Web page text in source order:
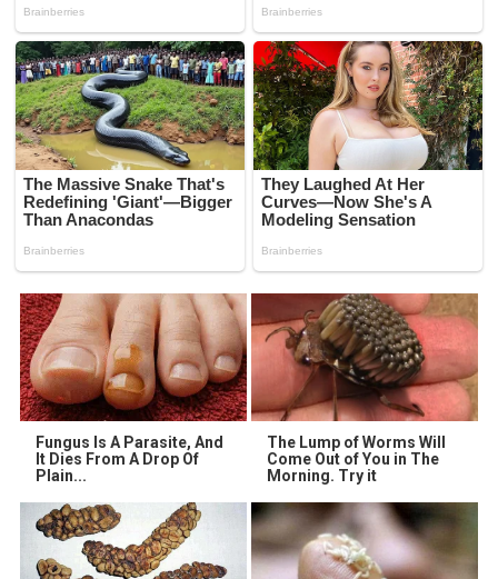
Fungus Is A Parasite, And
It Dies From A Drop Of
Plain...
The Lump of Worms Will
Come Out of You in The
Morning. Try it